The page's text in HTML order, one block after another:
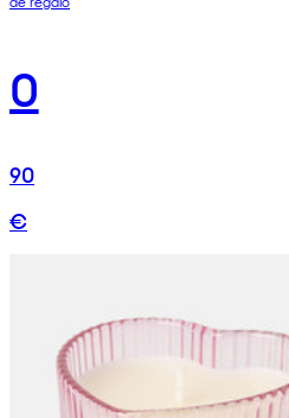
0
90
€